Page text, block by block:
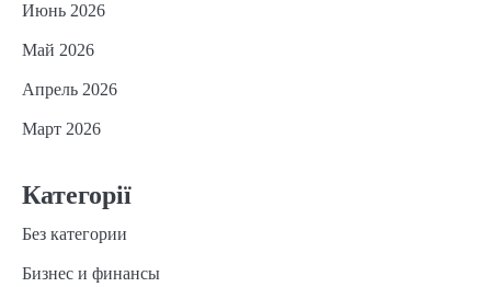
Июнь 2026
Май 2026
Апрель 2026
Март 2026
Категорії
Без категории
Бизнес и финансы